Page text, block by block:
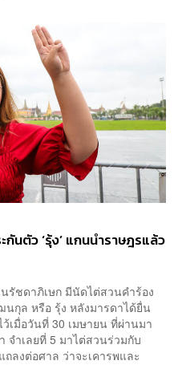
นตัว ‘รุ้ง’ แกนนำราษฎรแล้ว
ชดาภิเษก มีนัดไต่สวนคำร้อง
กุล หรือ รุ้ง หลังมารดาได้ยื่น
เมื่อวันที่ 30 เมษายน ที่ผ่านมา
ำเลยที่ 5 มาไต่สวนร่วมกับ
ลงต่อศาล ว่าจะเคารพและ